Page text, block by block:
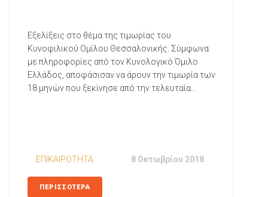
Εξελίξεις στο θέμα της τιμωρίας του
Κυνοφιλικού Ομίλου Θεσσαλονικής. Σύμφωνα
με πληροφορίες από τον Κυνολογικό Όμιλο
Ελλάδος, αποφάσισαν να άρουν την τιμωρία των
18 μηνών που ξεκίνησε από την τελευταία...
EΠΙΚΑΙΡΟΤΗΤΑ 8 Οκτωβρίου 2018
ΠΕΡΙΣΣΟΤΕΡΑ